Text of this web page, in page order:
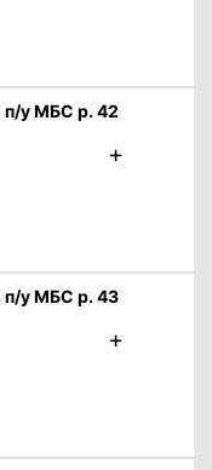
п/у МБС р. 42
+
п/у МБС р. 43
+